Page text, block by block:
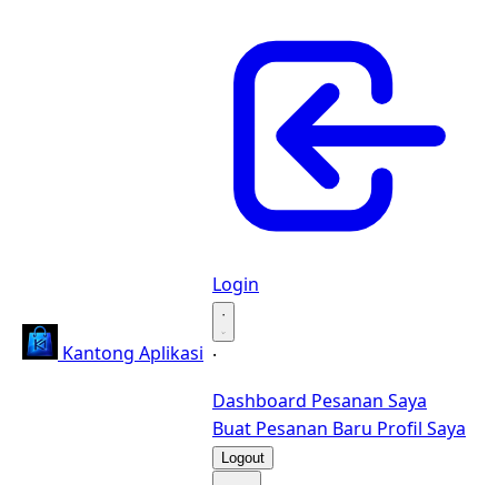
Kantong Aplikasi
Login
·
·
Dashboard Pesanan Saya
Buat Pesanan Baru Profil Saya
Logout